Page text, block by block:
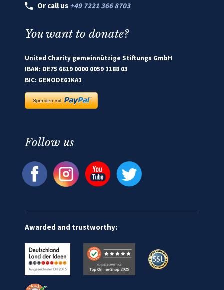
Or call us +49 7221 366 8703
You want to donate?
United Charity gemeinnützige Stiftungs GmbH
IBAN: DE75 6619 0000 0059 1188 03
BIC: GENODE61KA1
Follow us
Awarded and trustworthy: